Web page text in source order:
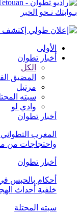
بـوابتك نـحو الخبر
الأولى
أخبار تطوان
الكل
المضيق
مرتيل
سبته
وادي لو
أخبار تطوان
المغرب
واحتجاجات من
أخبار تطوان
أحكام بالحبس
خلفية أحداث
سبته المحتلة